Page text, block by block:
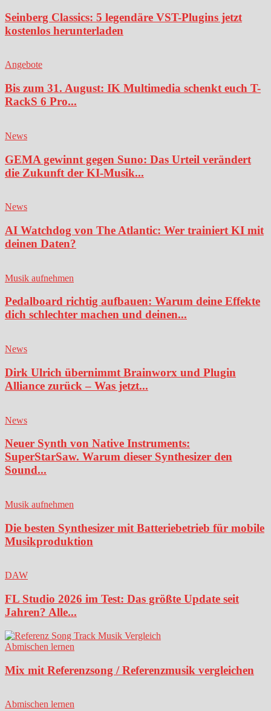
Seinberg Classics: 5 legendäre VST-Plugins jetzt
kostenlos herunterladen
Angebote
Bis zum 31. August: IK Multimedia schenkt euch T-
RackS 6 Pro...
News
GEMA gewinnt gegen Suno: Das Urteil verändert
die Zukunft der KI-Musik...
News
AI Watchdog von The Atlantic: Wer trainiert KI mit
deinen Daten?
Musik aufnehmen
Pedalboard richtig aufbauen: Warum deine Effekte
dich schlechter machen und deinen...
News
Dirk Ulrich übernimmt Brainworx und Plugin
Alliance zurück – Was jetzt...
News
Neuer Synth von Native Instruments:
SuperStarSaw. Warum dieser Synthesizer den
Sound...
Musik aufnehmen
Die besten Synthesizer mit Batteriebetrieb für mobile
Musikproduktion
DAW
FL Studio 2026 im Test: Das größte Update seit
Jahren? Alle...
Abmischen lernen
Mix mit Referenzsong / Referenzmusik vergleichen
Abmischen lernen